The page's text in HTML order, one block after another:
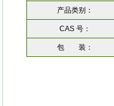
产品类别：
CAS 号：
包 装：